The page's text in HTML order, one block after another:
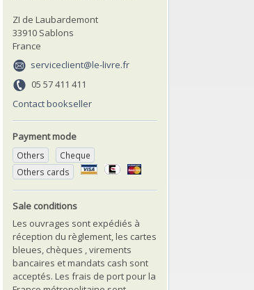
ZI de Laubardemont
33910 Sablons
France
serviceclient@le-livre.fr
05 57 411 411
Contact bookseller
Payment mode
Others
Cheque
Others cards
Sale conditions
Les ouvrages sont expédiés à
réception du règlement, les cartes
bleues, chèques , virements
bancaires et mandats cash sont
acceptés. Les frais de port pour la